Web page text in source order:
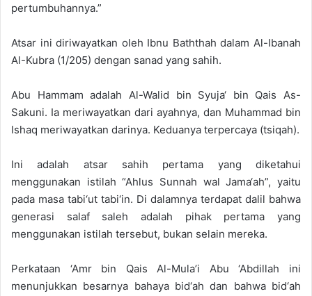
pertumbuhannya.”
Atsar ini diriwayatkan oleh Ibnu Baththah dalam Al-Ibanah
Al-Kubra (1/205) dengan sanad yang sahih.
Abu Hammam adalah Al-Walid bin Syuja‘ bin Qais As-
Sakuni. Ia meriwayatkan dari ayahnya, dan Muhammad bin
Ishaq meriwayatkan darinya. Keduanya terpercaya (tsiqah).
Ini adalah atsar sahih pertama yang diketahui
menggunakan istilah “Ahlus Sunnah wal Jama‘ah”, yaitu
pada masa tabi‘ut tabi‘in. Di dalamnya terdapat dalil bahwa
generasi salaf saleh adalah pihak pertama yang
menggunakan istilah tersebut, bukan selain mereka.
Perkataan ‘Amr bin Qais Al-Mula’i Abu ‘Abdillah ini
menunjukkan besarnya bahaya bid‘ah dan bahwa bid‘ah